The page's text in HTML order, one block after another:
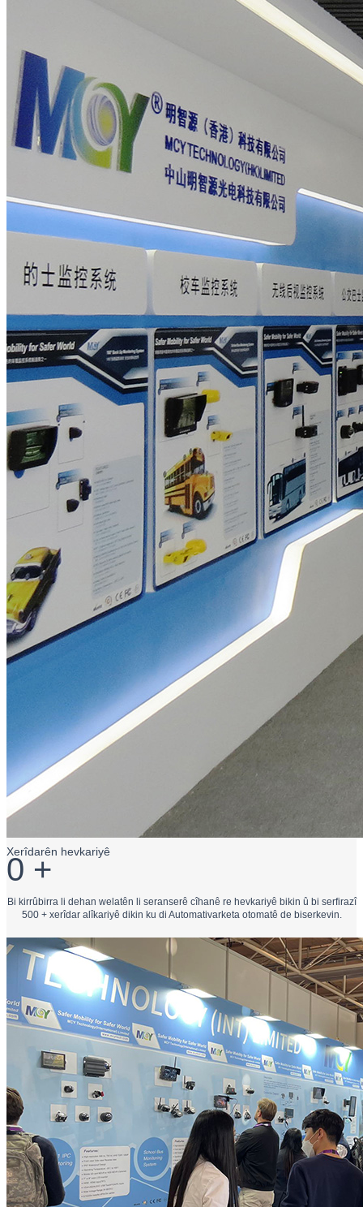
Xerîdarên hevkariyê
0 +
Bi kirrûbirra li dehan welatên li seranserê cîhanê re hevkariyê bikin û bi serfirazî
500 + xerîdar alîkariyê dikin ku di Automativarketa otomatê de biserkevin.